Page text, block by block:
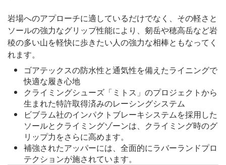
岩場へのアプローチに適しているだけでなく、その軽さと
ソールの強力なグリップ性能により、剱岳や穂高岳など岩
稜の多い山を軽快に歩きたい人の強力な相棒ともなってく
れます。
ゴアテックスの防水性と通気性を備えたライニングで
快適な履き心地
クライミングシューズ「ミトス」のプロジェクトから
生まれた特許取得済みのレーシングシステム
ビブラム社のインパクトブレーキシステムを採用した
ソールとクライミングゾーンは、クライミング時のグ
リップ力をさらに高めます。
補強されたアッパーには、全面的にラバーランドプロ
テクションが施されています。